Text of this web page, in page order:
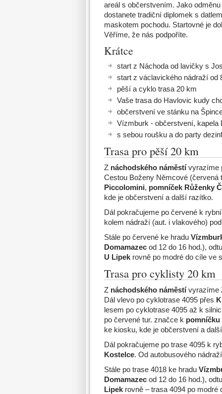
areál s občerstvením. Jako
dostanete tradiční diplomek s
maskotem pochodu. Startovné je
Věříme, že nás podpoříte.
Krátce
start z Náchoda od lavičky s
start z václavického nádraží od
pěší a cyklo trasa 20 km
Vaše trasa do Havlovic kudy
občerstvení ve stánku na
Vízmburk - občerstvení, kapela
s sebou roušku a do party
Trasa pro pěší 20 km
Z náchodského náměstívyrazíme
Cestou Boženy Němcové (červená
Piccolomini, pomníček Růženky
kde je občerstvení a další razítko.
Dál pokračujeme po červené k
kolem nádraží (aut. i vlakového)
Stále po červené ke hradu
Domamazec od 12 do 16 hod.),
U Lipek rovně po modré do cíle ve
Trasa pro cyklisty 20 km
Z náchodského náměstívyrazíme
Dál vlevo po cyklotrase 4095 přes
lesem po cyklotrase 4095 až k
po červené tur. značce k pomníčku
ke kiosku, kde je občerstvení a
Dál pokračujeme po trase 4095 k
Kostelce. Od autobusového
Stále po trase 4018 ke hradu
Domamazec od 12 do 16 hod.),
Lipek rovně – trasa 4094 po